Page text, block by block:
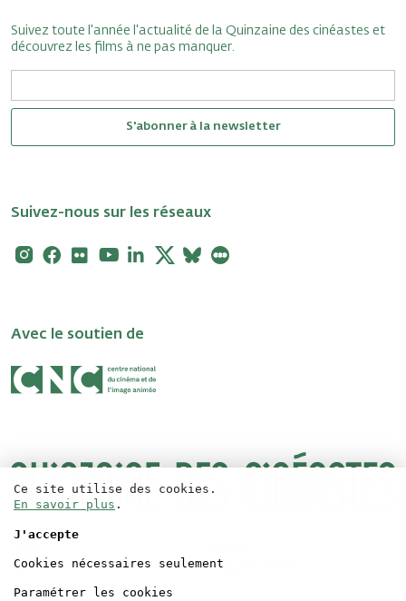
Suivez toute l'année l'actualité de la Quinzaine des cinéastes et
découvrez les films à ne pas manquer.
S'abonner à la newsletter
Suivez-nous sur les réseaux
Instagram
Facebook
FlickrYoutubeLinkedin
X Bluesky
Avec le soutien de
Accréditations
Mentions légales
Ce site utilise des cookies.
En savoir plus .
J'accepte
Cookies nécessaires seulement
Paramétrer les cookies